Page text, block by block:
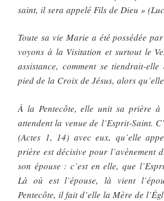
saint, il sera appelé Fils de Dieu »
Toute sa vie Marie a été possédée
voyons à la Visitation et surtout le
assistance, comment se tiendrait-
pied de la Croix de Jésus, alors
À la Pentecôte, elle unit sa prière à
attendent la venue de l’Esprit-Saint.
(Actes 1, 14) avec eux, qu’elle
prière est décisive pour l’avènement
son épouse : c’est en elle, que
Là où est l’épouse, là vient
Pentecôte, il fait d’elle la Mère de